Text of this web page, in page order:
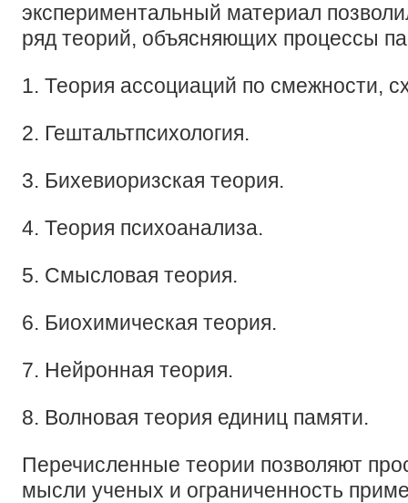
экспериментальный материал
ряд теорий, объясняющих процессы
1. Теория ассоциаций по смежности,
2. Гештальтпсихология.
3. Бихевиоризская теория.
4. Теория психоанализа.
5. Смысловая теория.
6. Биохимическая теория.
7. Нейронная теория.
8. Волновая теория единиц памяти.
Перечисленные теории позволяют
мысли ученых и ограниченность